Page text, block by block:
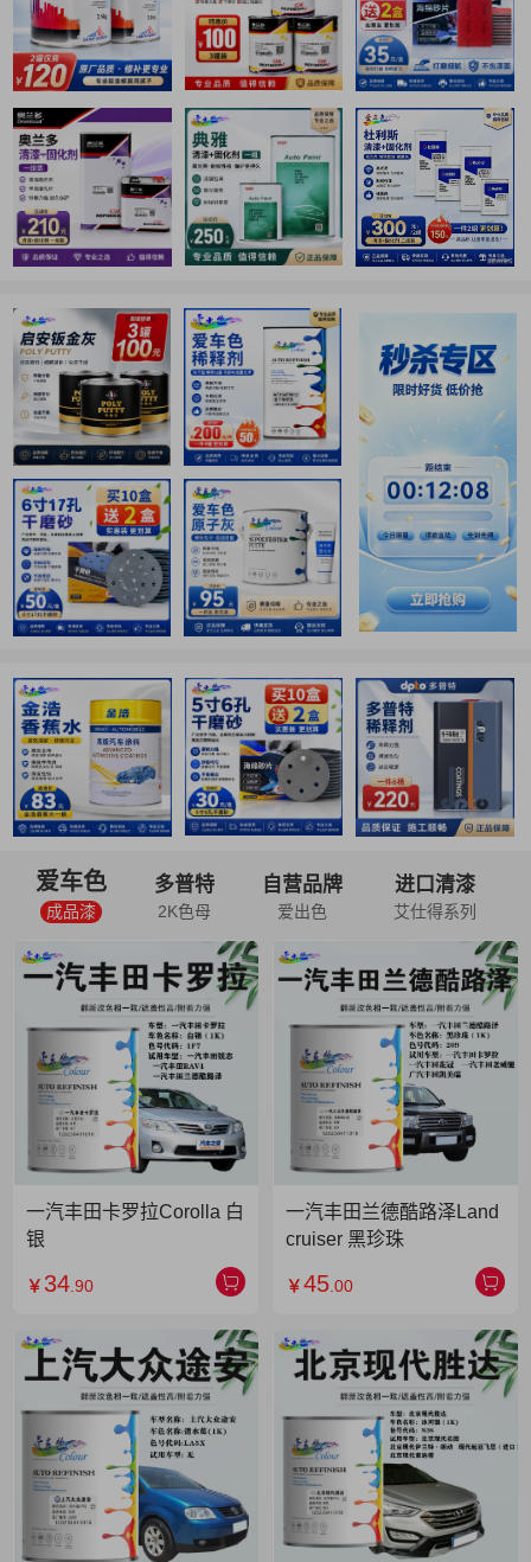
爱车色
成品漆
多普特
2K色母
自营品牌
爱出色
进口清漆
艾仕得系列
一汽丰田卡罗拉Corolla 白
银
￥ 34 .90
一汽丰田兰德酷路泽Land
cruiser 黑珍珠
￥45 .00